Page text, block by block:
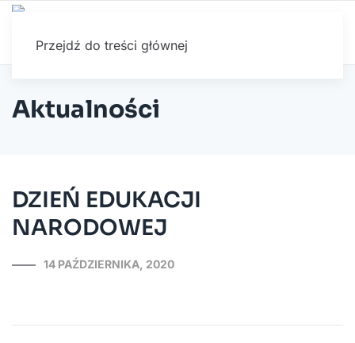
Przejdź do treści głównej
Aktualności
DZIEŃ EDUKACJI
NARODOWEJ
14 PAŹDZIERNIKA, 2020